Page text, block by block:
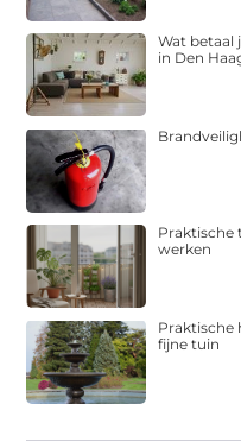
Wat betaal
in Den
Praktische
werken
Praktische
fijne tuin